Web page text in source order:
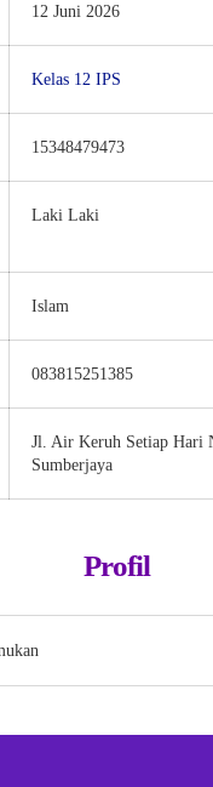
12 Juni 2026
Kelas 12 IPS
15348479473
Laki Laki
Islam
083815251385
Jl. Air Keruh Setiap Hari
Sumberjaya
Profil